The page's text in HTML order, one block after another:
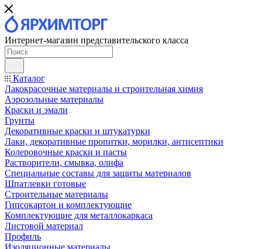
Интернет-магазин представительского класса
Каталог
Лакокрасочные материалы и строительная химия
Аэрозольные материалы
Краски и эмали
Грунты
Декоративные краски и штукатурки
Лаки, декоративные пропитки, морилки, антисептики
Колеровочные краски и пасты
Растворители, смывка, олифа
Специальные составы для защиты материалов
Шпатлевки готовые
Строительные материалы
Гипсокартон и комплектующие
Комплектующие для металлокаркаса
Листовой материал
Профиль
Изоляционные материалы